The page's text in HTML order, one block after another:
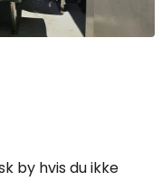
by hvis du ikke